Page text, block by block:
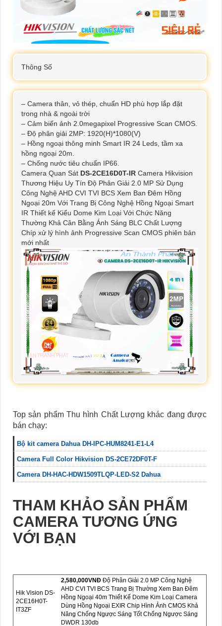
Thông Số
– Camera thân, vỏ thép, chuẩn HD phù hợp lắp đặt
trong nhà & ngoài trời
– Cảm biến ảnh 2.0megapixel Progressive Scan CMOS.
– Độ phân giải 2MP: 1920(H)*1080(V)
– Hồng ngoại thông minh Smart IR 24 Leds, tầm xa
hồng ngoại 20m.
– Chống nước tiêu chuẩn IP66.
Camera Quan Sát DS-2CE16D0T-IR Camera Hikvision
Thương Hiệu Uy Tín Độ Phân Giải 2.0 MP Sử Dụng
Công Nghệ AHD CVI TVI BCS Xem Ban Đêm Hồng
Ngoại 20m Với Trang Bị Công Nghệ Hồng Ngoại Smart
IR Thiết kế Kiểu Dome Kim Loại Với Chức Năng
Thường Khả Cân Bằng Ánh Sáng BLC Chất Lượng
Chíp xử lý hình ảnh Progressive Scan CMOS phiên bản
mới nhất
Top sản phẩm Thu hình Chất Lượng khác đang được
bán chạy:
Bộ kit camera Dahua DH-IPC-HUM8241-E1-L4
Camera Full Color Hikvision DS-2CE72DF0T-F
Camera DH-HAC-HDW1509TLQP-LED-S2 Dahua
THAM KHẢO SẢN PHẨM
CAMERA TƯƠNG ỨNG
VỚI BẠN
Hik Vision DS-
2CE16H0T-
IT3ZF
2,580,000VNÐ Độ Phân Giải 2.0 MP Công Nghệ
AHD CVI TVI BCS Trang Bị Thường Xem Ban Đêm
Hồng Ngoại 40m Thiết Kế Dome Kim Loại Camera
Dùng Hồng Ngoại EXIR Chip Hình Ảnh CMOS Khả
Năng Chống Ngược Sáng Tốt Chống Ngược Sáng
DWDR 130db